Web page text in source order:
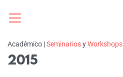
Académico |SeminariosyWorkshops
2015